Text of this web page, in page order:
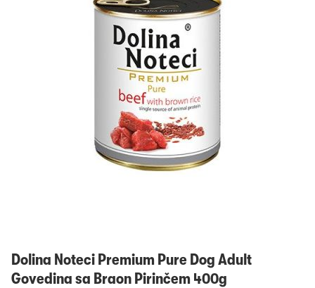
Dolina Noteci Premium Pure Dog Adult
Govedina sa Braon Pirinčem 400g